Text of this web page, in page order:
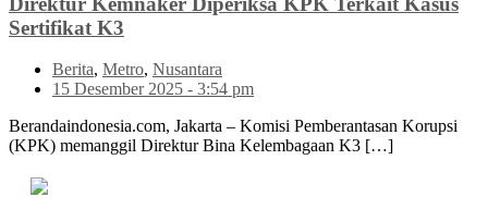
Sertifikat K3
Berita, Metro, Nusantara
15 Desember 2025 - 3:54 pm
Berandaindonesia.com, Jakarta – Komisi Pemberantasan Korupsi
(KPK) memanggil Direktur Bina Kelembagaan K3 […]